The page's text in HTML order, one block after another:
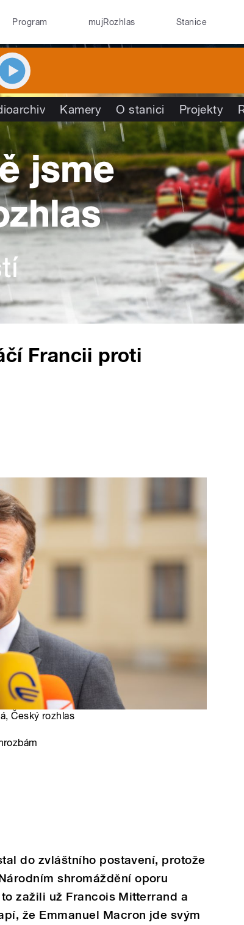
Program mujRozhlas Stanice
Kamery O stanici Projekty
Francii proti
Český rozhlas
do zvláštního postavení, protože
shromáždění oporu
zažili už Francois Mitterrand a
že Emmanuel Macron jde svým